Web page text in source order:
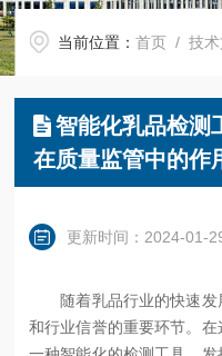
当前位置：首页 /技
智能化乳品检测
在质量监管中的作
更新时间：2024-01-
随着乳品行业的快速发
和行业信誉的重要环节。